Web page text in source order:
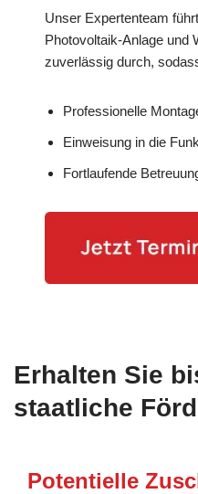
Unser Expertenteam
Photovoltaik-Anlage und
zuverlässig durch,
Professionelle
Einweisung in die
Fortlaufende
Erhalten Sie
staatliche
Potentielle